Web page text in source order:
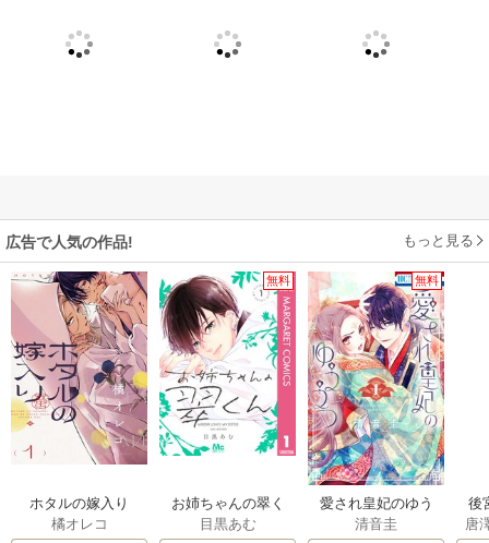
広告で人気の作品! もっと見る
ホタルの嫁入り
橘オレコ
無料
お姉ちゃんの翠く
ん
目黒あむ
無料
愛され皇妃のゆう
うつ
清音圭
後
は
唐